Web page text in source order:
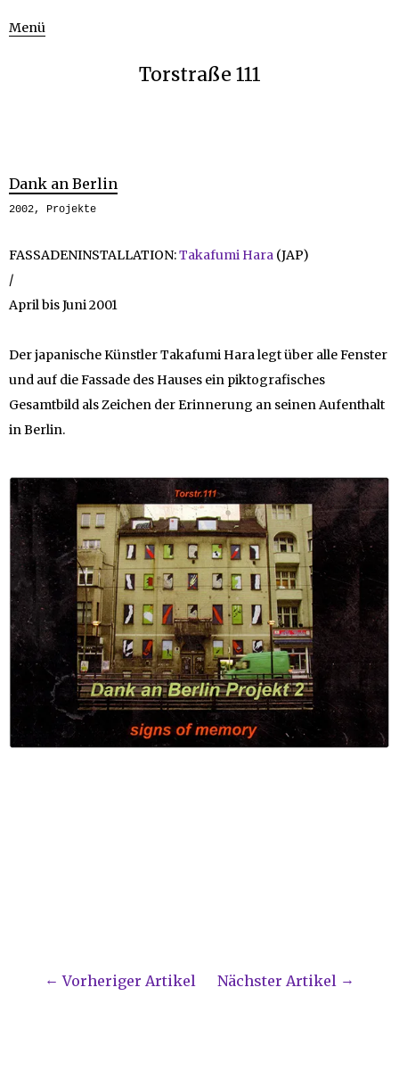
Menü
Torstraße 111
Dank an Berlin
2002, Projekte
FASSADENINSTALLATION:Takafumi Hara (JAP)
/
April bis Juni 2001
Der japanische Künstler Takafumi Hara legt über alle Fenster
und auf die Fassade des Hauses ein piktografisches
Gesamtbild als Zeichen der Erinnerung an seinen Aufenthalt
in Berlin.
Vorheriger Artikel Nächster Artikel